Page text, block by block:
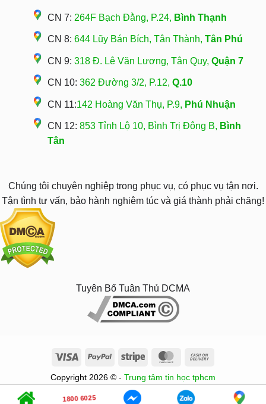
CN 7: 264F Bạch Đằng, P.24, Bình Thạnh
CN 8: 644 Lũy Bán Bích, Tân Thành, Tân Phú
CN 9: 318 Đ. Lê Văn Lương, Tân Quy, Quận 7
CN 10: 362 Đường 3/2, P.12, Q.10
CN 11:142 Hoàng Văn Thụ, P.9, Phú Nhuận
CN 12: 853 Tỉnh Lộ 10, Bình Trị Đông B, Bình
Tân
Chúng tôi chuyên nghiệp trong phục vụ, có phục vụ tận nơi.
Tận tình tư vấn, bảo hành nghiêm túc và giá thành phải chăng!
Tuyên Bố Tuân Thủ DCMA
Visa PayPal Stripe MasterCard
Delivery
Copyright 2026 © - Trung tâm tin học tphcm
1800 6025